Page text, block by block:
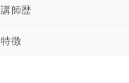
講師歴
特徴